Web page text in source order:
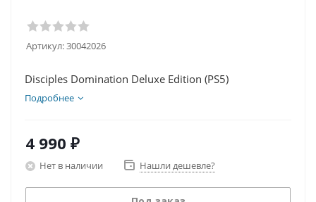
Артикул:30042026
Disciples Domination Deluxe Edition (PS5)
Подробнее
4 990 ₽
Нет в наличии Нашли дешевле?